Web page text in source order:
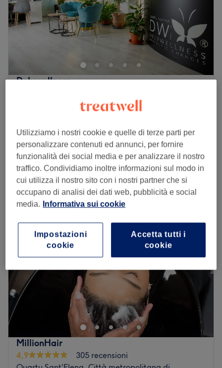
Delywellness
Quartu Sant'Elena, Città metropolitana di
Mostra sulla mappa
Ricostruzione in Gel
2 ore
Visualizzazione rapida dei dettagli del salone
Lunedì 07:30 –21:00
Martedì
Giovedì
20:00
Venerdì
07:30– 21:00
Delywellness è in Via C. Fadda 81, a Quartu Sant'Elena
in provincia di Cagliari, ed è un beauty center nato a
novembre del 2013 che si occupa di bellezza e benessere
a 360 gradi prendendosi cura sia del corpo che dei
capelli.
Trasporto pubblico più vicino:
MillionHair
4,9
305 recensioni
Utilizziamo i nostri cookie e quelle di terze parti per
personalizzare contenuti ed annunci, per fornire
funzionalità dei social media e per analizzare il nostro
traffico. Condividiamo inoltre informazioni sul modo in
cui utilizza il nostro sito con i nostri partner che si
occupano di analisi dei dati web, pubblicità e social
media.
Informativa sui cookie
Accetta tutti i
cookie
Impostazioni
cookie